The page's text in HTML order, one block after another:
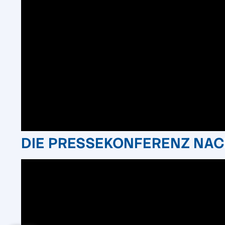
DIE PRESSEKONFERENZ